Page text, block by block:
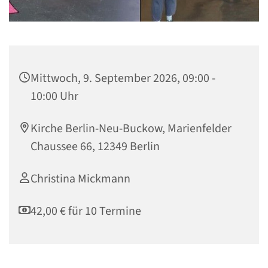
Mittwoch, 9. September 2026, 09:00 -
10:00 Uhr
Kirche Berlin-Neu-Buckow, Marienfelder
Chaussee 66, 12349 Berlin
Christina Mickmann
42,00 € für 10 Termine